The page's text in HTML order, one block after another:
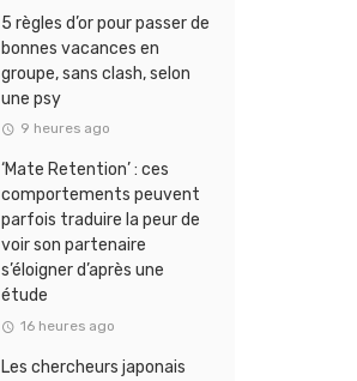
5 règles d’or pour passer de
bonnes vacances en
groupe, sans clash, selon
une psy
9 heures ago
‘Mate Retention’ : ces
comportements peuvent
parfois traduire la peur de
voir son partenaire
s’éloigner d’après une
étude
16 heures ago
Les chercheurs japonais